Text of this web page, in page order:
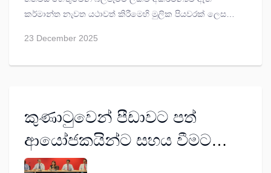
කර්මාන්ත නැවත යථාවත් කිරීමෙහි මුලික පියවරක් ලෙස
යටතේ කර්මාන්ත 531කට ලබා දීමට මේ වන විට පියවර
23 December 2025
කුණාටුවෙන් පීඩාවට පත්
ආයෝජකයින්ට සහය වීමට
සැපයීමේ ඒකකයක්